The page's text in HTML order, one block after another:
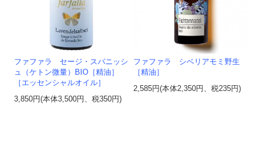
ファファラ セージ・スパニッシ
ュ（ケトン微量）BIO［精油］
［エッセンシャルオイル］
3,850円(本体3,500円、税350円)
ファファラ シベリアモミ野生
［精油］
2,585円(本体2,350円、税235円)